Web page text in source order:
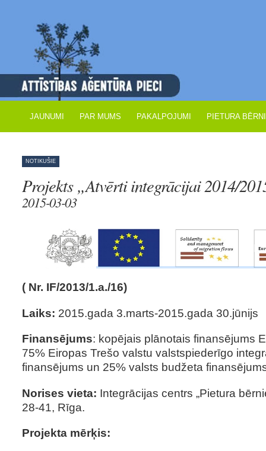
JAUNUMI PAR MUMS PAKALPOJUMI PIETURA
NOTIKUŠIE
Projekts „Atvērti integrācijai 2014/
2015-03-03
( Nr. IF/2013/1.a./16)
Laiks: 2015.gada 3.marts-2015.gada 30.jūnijs
Finansējums: kopējais plānotais finansējums
75% Eiropas Trešo valstu valstspiederīgo
finansējums un 25% valsts budžeta
Norises vieta: Integrācijas centrs „Pietura
28-41, Rīga.
Projekta mērķis: